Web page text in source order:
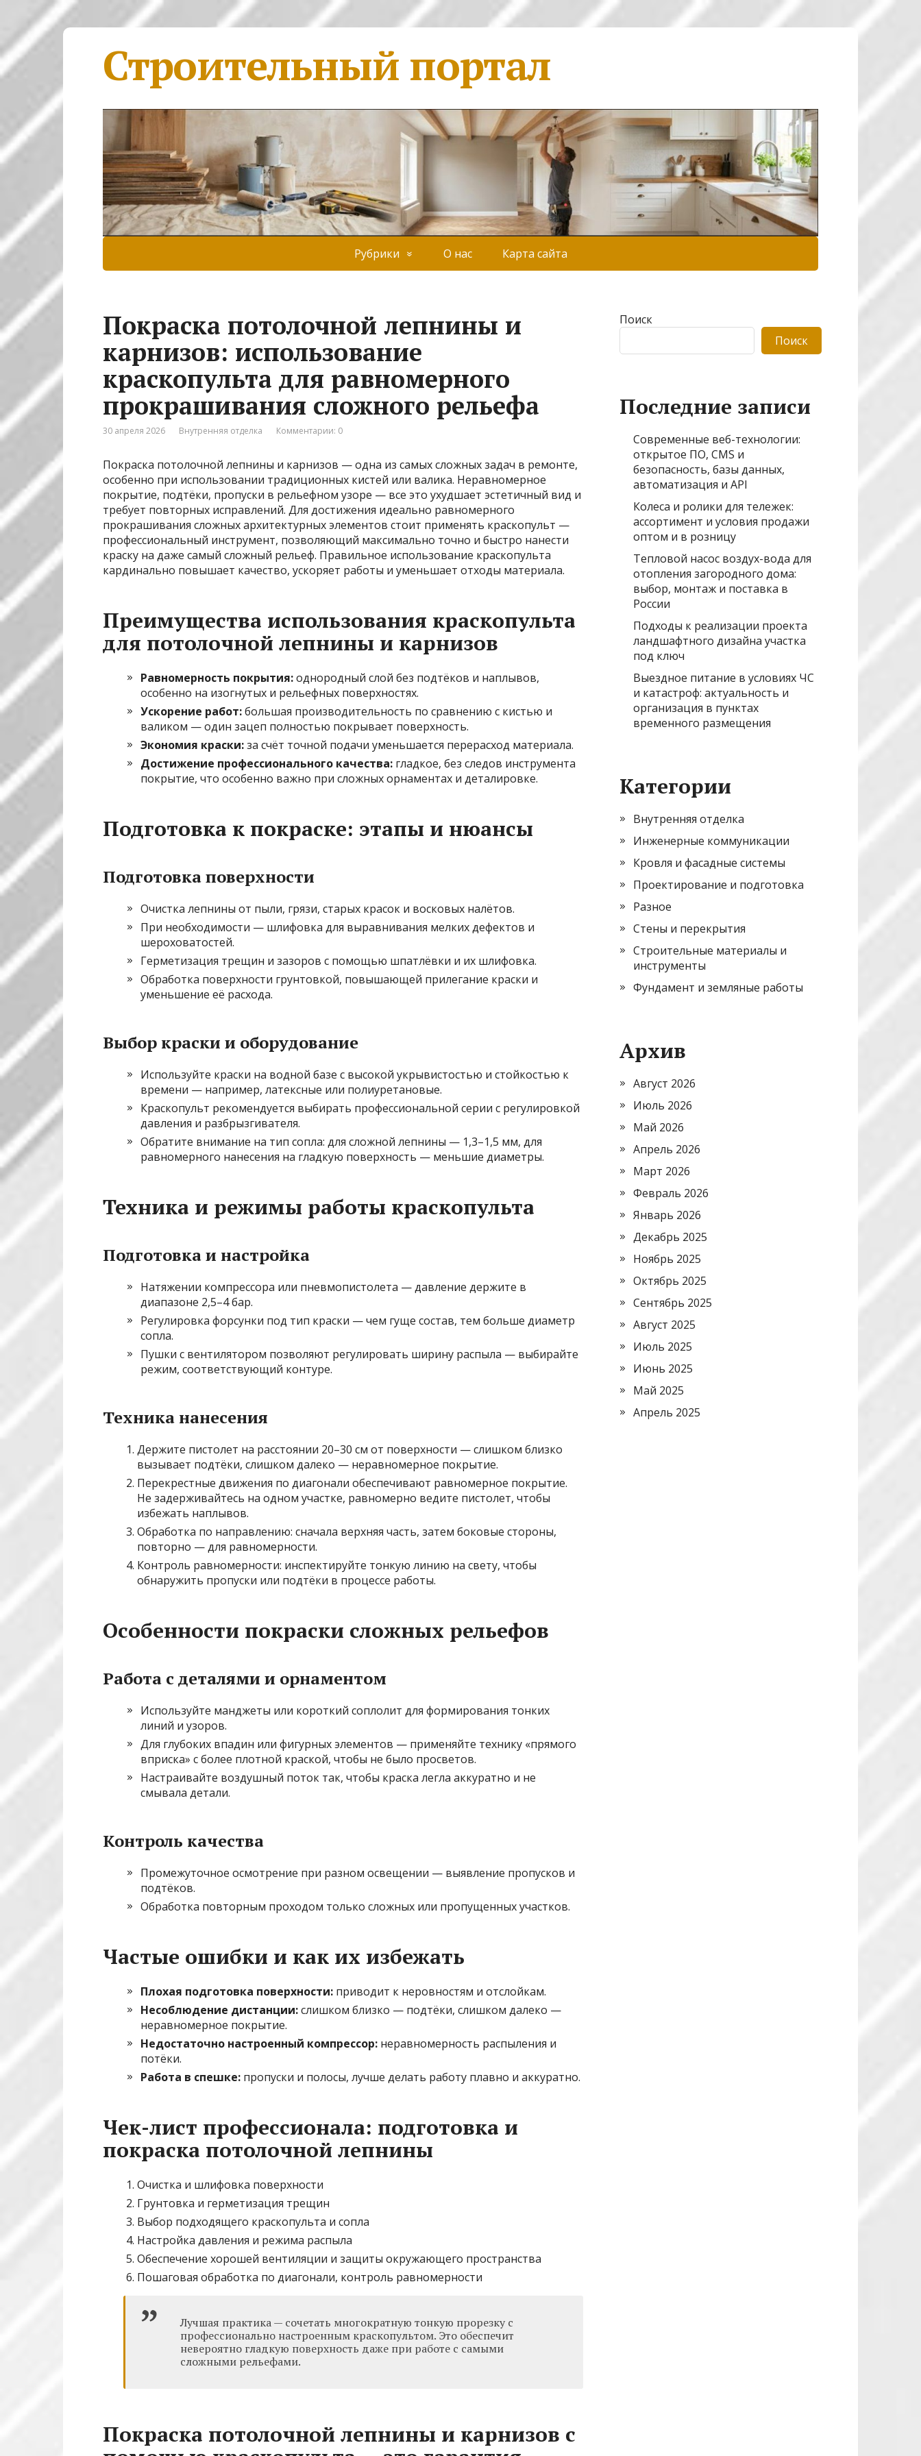
Строительный портал
Рубрики О нас Карта сайта
Покраска потолочной лепнины и
карнизов: использование
краскопульта для равномерного
прокрашивания сложного рельефа
30 апреля 2026 Внутренняя отделка Комментарии: 0
Покраска потолочной лепнины и карнизов — одна из самых сложных задач в ремонте,
особенно при использовании традиционных кистей или валика. Неравномерное
покрытие, подтёки, пропуски в рельефном узоре — все это ухудшает эстетичный вид и
требует повторных исправлений. Для достижения идеально равномерного
прокрашивания сложных архитектурных элементов стоит применять краскопульт —
профессиональный инструмент, позволяющий максимально точно и быстро нанести
краску на даже самый сложный рельеф. Правильное использование краскопульта
кардинально повышает качество, ускоряет работы и уменьшает отходы материала.
Преимущества использования краскопульта
для потолочной лепнины и карнизов
Равномерность покрытия:однородный слой без подтёков и наплывов,
особенно на изогнутых и рельефных поверхностях.
Ускорение работ:большая производительность по сравнению с кистью и
валиком — один зацеп полностью покрывает поверхность.
Экономия краски:за счёт точной подачи уменьшается перерасход материала.
Достижение профессионального качества: гладкое, без следов инструмента
покрытие, что особенно важно при сложных орнаментах и деталировке.
Подготовка к покраске: этапы и нюансы
Подготовка поверхности
Очистка лепнины от пыли, грязи, старых красок и восковых налётов.
При необходимости — шлифовка для выравнивания мелких дефектов и
шероховатостей.
Герметизация трещин и зазоров с помощью шпатлёвки и их шлифовка.
Обработка поверхности грунтовкой, повышающей прилегание краски и
уменьшение её расхода.
Выбор краски и оборудование
Используйте краски на водной базе с высокой укрывистостью и стойкостью к
времени — например, латексные или полиуретановые.
Краскопульт рекомендуется выбирать профессиональной серии с регулировкой
давления и разбрызгивателя.
Обратите внимание на тип сопла: для сложной лепнины — 1,3–1,5 мм, для
равномерного нанесения на гладкую поверхность — меньшие диаметры.
Техника и режимы работы краскопульта
Подготовка и настройка
Натяжении компрессора или пневмопистолета — давление держите в
диапазоне 2,5–4 бар.
Регулировка форсунки под тип краски — чем гуще состав, тем больше диаметр
сопла.
Пушки с вентилятором позволяют регулировать ширину распыла — выбирайте
режим, соответствующий контуре.
Техника нанесения
Держите пистолет на расстоянии 20–30 см от поверхности — слишком близко
вызывает подтёки, слишком далеко — неравномерное покрытие.
Перекрестные движения по диагонали обеспечивают равномерное покрытие.
Не задерживайтесь на одном участке, равномерно ведите пистолет, чтобы
избежать наплывов.
Обработка по направлению: сначала верхняя часть, затем боковые стороны,
повторно — для равномерности.
Контроль равномерности: инспектируйте тонкую линию на свету, чтобы
обнаружить пропуски или подтёки в процессе работы.
Особенности покраски сложных рельефов
Работа с деталями и орнаментом
Используйте манджеты или короткий соплолит для формирования тонких
линий и узоров.
Для глубоких впадин или фигурных элементов — применяйте технику «прямого
вприска» с более плотной краской, чтобы не было просветов.
Настраивайте воздушный поток так, чтобы краска легла аккуратно и не
смывала детали.
Контроль качества
Промежуточное осмотрение при разном освещении — выявление пропусков и
подтёков.
Обработка повторным проходом только сложных или пропущенных участков.
Частые ошибки и как их избежать
Плохая подготовка поверхности: приводит к неровностям и отслойкам.
Несоблюдение дистанции:слишком близко — подтёки, слишком далеко —
неравномерное покрытие.
Недостаточно настроенный компрессор: неравномерность распыления и
потёки.
Работа в спешке: пропуски и полосы, лучше делать работу плавно и аккуратно.
Чек-лист профессионала: подготовка и
покраска потолочной лепнины
Очистка и шлифовка поверхности
Грунтовка и герметизация трещин
Выбор подходящего краскопульта и сопла
Настройка давления и режима распыла
Обеспечение хорошей вентиляции и защиты окружающего пространства
Пошаговая обработка по диагонали, контроль равномерности
Лучшая практика — сочетать многократную тонкую прорезку с
профессионально настроенным краскопультом. Это обеспечит
невероятно гладкую поверхность даже при работе с самыми
сложными рельефами.
Покраска потолочной лепнины и карнизов с
Поиск
Поиск
Последние записи
Современные веб-технологии:
открытое ПО, CMS и
безопасность, базы данных,
автоматизация и API
Колеса и ролики для тележек:
ассортимент и условия продажи
оптом и в розницу
Тепловой насос воздух-вода для
отопления загородного дома:
выбор, монтаж и поставка в
России
Подходы к реализации проекта
ландшафтного дизайна участка
под ключ
Выездное питание в условиях ЧС
и катастроф: актуальность и
организация в пунктах
временного размещения
Категории
Внутренняя отделка
Инженерные коммуникации
Кровля и фасадные системы
Проектирование и подготовка
Разное
Стены и перекрытия
Строительные материалы и
инструменты
Фундамент и земляные работы
Архив
Август 2026
Июль 2026
Май 2026
Апрель 2026
Март 2026
Февраль 2026
Январь 2026
Декабрь 2025
Ноябрь 2025
Октябрь 2025
Сентябрь 2025
Август 2025
Июль 2025
Июнь 2025
Май 2025
Апрель 2025